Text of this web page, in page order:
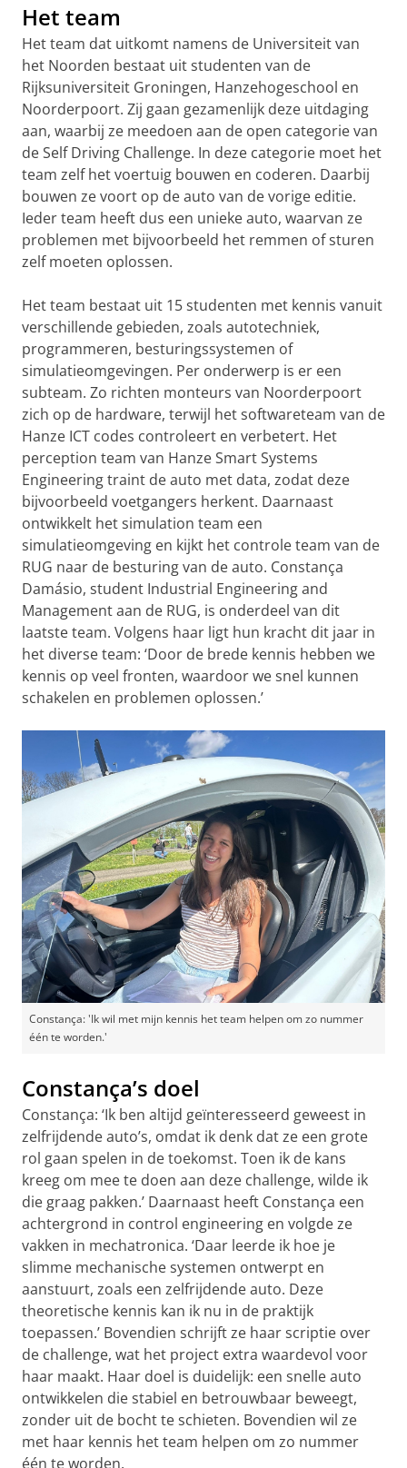
Het team
Het team dat uitkomt namens de Universiteit van
het Noorden bestaat uit studenten van de
Rijksuniversiteit Groningen, Hanzehogeschool en
Noorderpoort. Zij gaan gezamenlijk deze uitdaging
aan, waarbij ze meedoen aan de open categorie van
de Self Driving Challenge. In deze categorie moet het
team zelf het voertuig bouwen en coderen. Daarbij
bouwen ze voort op de auto van de vorige editie.
Ieder team heeft dus een unieke auto, waarvan ze
problemen met bijvoorbeeld het remmen of sturen
zelf moeten oplossen.
Het team bestaat uit 15 studenten met kennis vanuit
verschillende gebieden, zoals autotechniek,
programmeren, besturingssystemen of
simulatieomgevingen. Per onderwerp is er een
subteam. Zo richten monteurs van Noorderpoort
zich op de hardware, terwijl het softwareteam van de
Hanze ICT codes controleert en verbetert. Het
perception team van Hanze Smart Systems
Engineering traint de auto met data, zodat deze
bijvoorbeeld voetgangers herkent. Daarnaast
ontwikkelt het simulation team een
simulatieomgeving en kijkt het controle team van de
RUG naar de besturing van de auto. Constança
Damásio, student Industrial Engineering and
Management aan de RUG, is onderdeel van dit
laatste team. Volgens haar ligt hun kracht dit jaar in
het diverse team: ‘Door de brede kennis hebben we
kennis op veel fronten, waardoor we snel kunnen
schakelen en problemen oplossen.’
Constança: 'Ik wil met mijn kennis het team helpen om zo nummer
één te worden.'
Constança’s doel
Constança: ‘Ik ben altijd geïnteresseerd geweest in
zelfrijdende auto’s, omdat ik denk dat ze een grote
rol gaan spelen in de toekomst. Toen ik de kans
kreeg om mee te doen aan deze challenge, wilde ik
die graag pakken.’ Daarnaast heeft Constança een
achtergrond in control engineering en volgde ze
vakken in mechatronica. ‘Daar leerde ik hoe je
slimme mechanische systemen ontwerpt en
aanstuurt, zoals een zelfrijdende auto. Deze
theoretische kennis kan ik nu in de praktijk
toepassen.’ Bovendien schrijft ze haar scriptie over
de challenge, wat het project extra waardevol voor
haar maakt. Haar doel is duidelijk: een snelle auto
ontwikkelen die stabiel en betrouwbaar beweegt,
zonder uit de bocht te schieten. Bovendien wil ze
met haar kennis het team helpen om zo nummer
één te worden.